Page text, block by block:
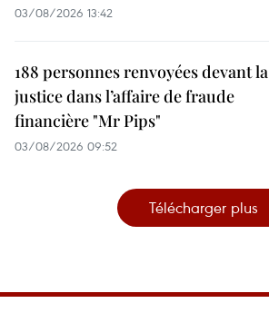
03/08/2026 13:42
188 personnes renvoyées devant la
justice dans l’affaire de fraude
financière "Mr Pips"
03/08/2026 09:52
Télécharger plus